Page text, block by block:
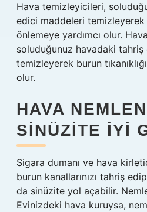
Hava temizleyicileri,
edici maddeleri temizleyerek
önlemeye yardımcı olur.
soluduğunuz havadaki
temizleyerek burun
olur.
HAVA
SINÜZITE IYI
Sigara dumanı ve hava
burun kanallarınızı tahriş
da sinüzite yol açabilir.
Evinizdeki hava kuruysa,